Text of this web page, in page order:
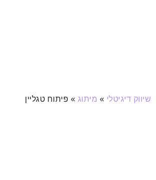
שיווק דיגיטלי » מיתוג » פיתוח טגליין